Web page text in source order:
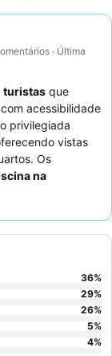
· Última
turistas que
acessibilidade
privilegiada
vistas
Os
na
e
de opções
um quarto
vistas
36%
29%
26%
5%
4%